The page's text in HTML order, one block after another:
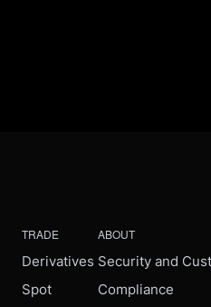
TRADE
Derivatives
Spot
ABOUT
Security and
Compliance